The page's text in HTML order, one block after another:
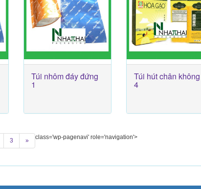
Túi nhôm đáy đứng
1
Túi hút chân không
4
class='wp-pagenavi' role='navigation'>
3 »